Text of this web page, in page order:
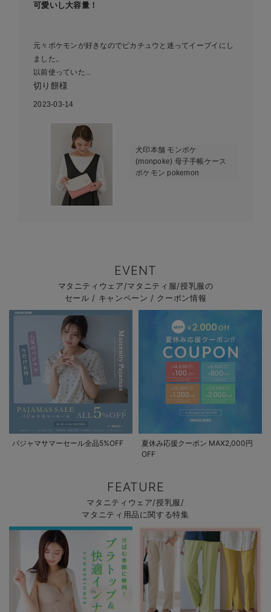
可愛いし大容量！
元々ポケモンが好きなのでピカチュウと迷ってイーブイにし
ました。
以前使っていた...
切り餅様
2023-03-14
犬印本舗 モンポケ
(monpoke) 母子手帳ケース
ポケモン pokemon
EVENT
マタニティウェア/マタニティ服/授乳服の
セール / キャンペーン / クーポン情報
パジャマサマーセール全品5%OFF
夏休み応援クーポン MAX2,000円
OFF
FEATURE
マタニティウェア/授乳服/
マタニティ用品に関する特集